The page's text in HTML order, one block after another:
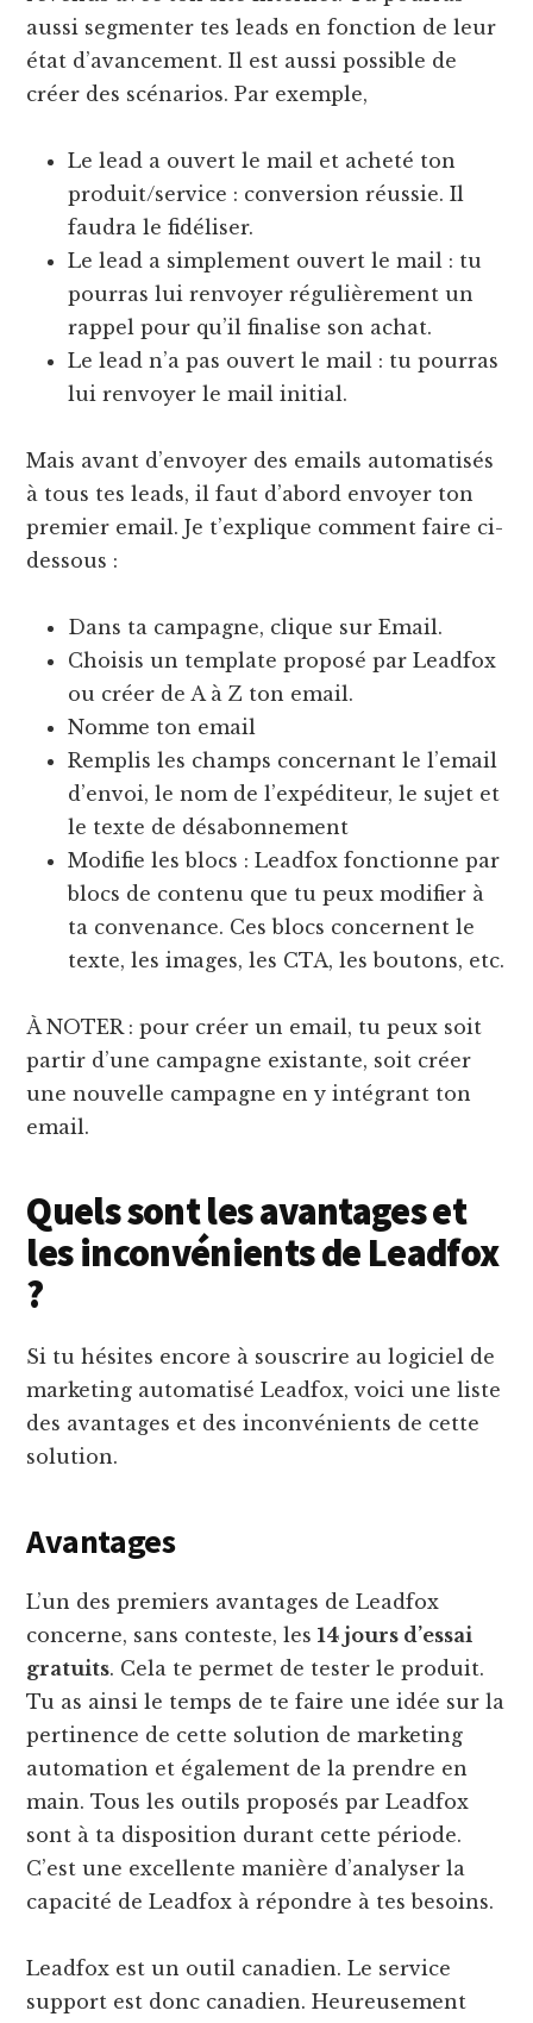
aussi segmenter tes leads en fonction de leur
état d’avancement. Il est aussi possible de
créer des scénarios. Par exemple,
Le lead a ouvert le mail et acheté ton
produit/service : conversion réussie. Il
faudra le fidéliser.
Le lead a simplement ouvert le mail : tu
pourras lui renvoyer régulièrement un
rappel pour qu’il finalise son achat.
Le lead n’a pas ouvert le mail : tu pourras
lui renvoyer le mail initial.
Mais avant d’envoyer des emails automatisés
à tous tes leads, il faut d’abord envoyer ton
premier email. Je t’explique comment faire ci-
dessous :
Dans ta campagne, clique sur Email.
Choisis un template proposé par Leadfox
ou créer de A à Z ton email.
Nomme ton email
Remplis les champs concernant le l’email
d’envoi, le nom de l’expéditeur, le sujet et
le texte de désabonnement
Modifie les blocs : Leadfox fonctionne par
blocs de contenu que tu peux modifier à
ta convenance. Ces blocs concernent le
texte, les images, les CTA, les boutons, etc.
À NOTER : pour créer un email, tu peux soit
partir d’une campagne existante, soit créer
une nouvelle campagne en y intégrant ton
email.
Quels sont les avantages et
les inconvénients de Leadfox
?
Si tu hésites encore à souscrire au logiciel de
marketing automatisé Leadfox, voici une liste
des avantages et des inconvénients de cette
solution.
Avantages
L’un des premiers avantages de Leadfox
concerne, sans conteste, les14 jours d’essai
gratuits. Cela te permet de tester le produit.
Tu as ainsi le temps de te faire une idée sur la
pertinence de cette solution de marketing
automation et également de la prendre en
main. Tous les outils proposés par Leadfox
sont à ta disposition durant cette période.
C’est une excellente manière d’analyser la
capacité de Leadfox à répondre à tes besoins.
Leadfox est un outil canadien. Le service
support est donc canadien. Heureusement